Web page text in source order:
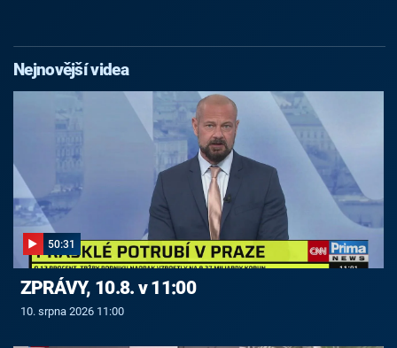
Nejnovější videa
50:31
ZPRÁVY, 10.8. v 11:00
10. srpna 2026 11:00